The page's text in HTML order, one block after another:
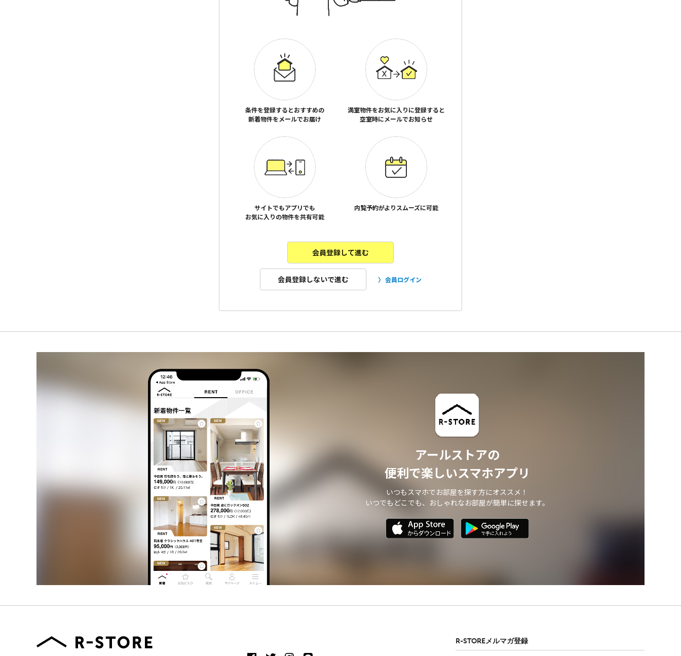
条件を登録するとおすすめの
新着物件をメールでお届け
満室物件をお気に入りに登録すると
空室時にメールでお知らせ
サイトでもアプリでも
お気に入りの物件を共有可能
内覧予約がよりスムーズに可能
会員登録して進む
会員登録しないで進む 会員ログイン
アールストアの
便利で楽しいスマホアプリ
いつもスマホでお部屋を探す方にオススメ！
いつでもどこでも、おしゃれなお部屋が簡単に探せます。
R-STOREメルマガ登録